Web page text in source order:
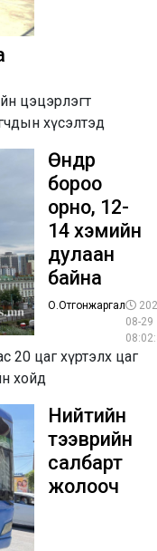
цэцэрлэгт
хүсэлтэд
Өнөөдөр
бороо
орно, 12-
14 хэмийн
дулаан
байна
О.Отгонжаргал
08-29
20 цаг хүртэлх цаг
хойд
Нийтийн
тээврийн
салбарт
жолооч